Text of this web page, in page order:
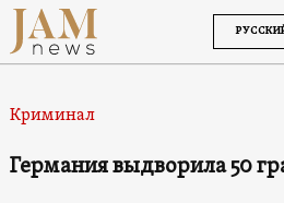
Криминал
Германия выдворила 50